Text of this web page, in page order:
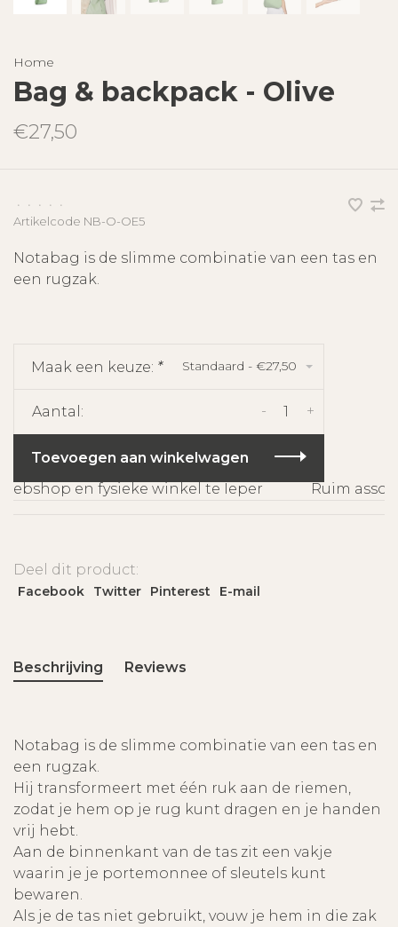
Home
Bag & backpack - Olive
€27,50
• • • •
•
Artikelcode NB-O-OE5
Notabag is de slimme combinatie van een tas en
een rugzak.
Maak een keuze: * Standaard - €27,50
Aantal: +
-
Toevoegen aan winkelwagen
en fysieke winkel te Ieper
Ruim
Deel dit product:
Facebook Twitter Pinterest E-mail
Beschrijving Reviews
Notabag is de slimme combinatie van een tas en
een rugzak.
Hij transformeert met één ruk aan de riemen,
zodat je hem op je rug kunt dragen en je handen
vrij hebt.
Aan de binnenkant van de tas zit een vakje
waarin je je portemonnee of sleutels kunt
bewaren.
Als je de tas niet gebruikt, vouw je hem in die zak